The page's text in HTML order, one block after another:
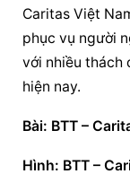
Caritas Việt
phục vụ người
với nhiều thách
hiện nay.
Bài: BTT –
Hình: BTT –